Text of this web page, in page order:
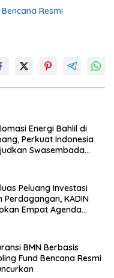
Resmi
Energi Bahlil di
Perkuat Indonesia
Swasembada
Peluang Investasi
Perdagangan, KADIN
Empat Agenda
BMN Berbasis
Fund Bencana Resmi